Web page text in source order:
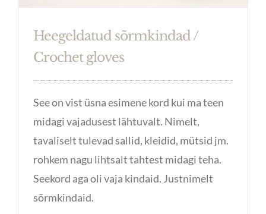
Heegeldatud sõrmkindad /
Crochet gloves
See on vist üsna esimene kord kui ma teen
midagi vajadusest lähtuvalt. Nimelt,
tavaliselt tulevad sallid, kleidid, mütsid jm.
rohkem nagu lihtsalt tahtest midagi teha.
Seekord aga oli vaja kindaid. Justnimelt
sõrmkindaid.